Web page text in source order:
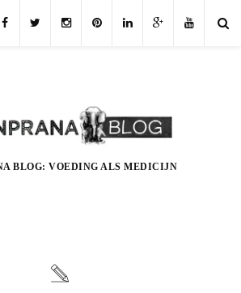
BLOG: VOEDING ALS MEDICIJN